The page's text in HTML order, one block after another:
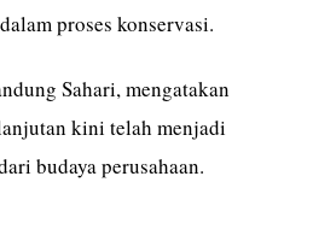
proses konservasi.
Sahari, mengatakan
kini telah menjadi
budaya perusahaan.